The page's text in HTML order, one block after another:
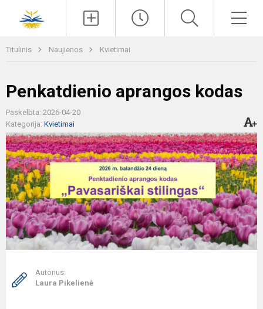
Titulinis Naujienos Kvietimai
Penkatdienio aprangos kodas
Paskelbta: 2026-04-20
Kategorija: Kvietimai
Autorius:
Laura Pikelienė